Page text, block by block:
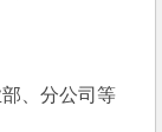
、分公司等